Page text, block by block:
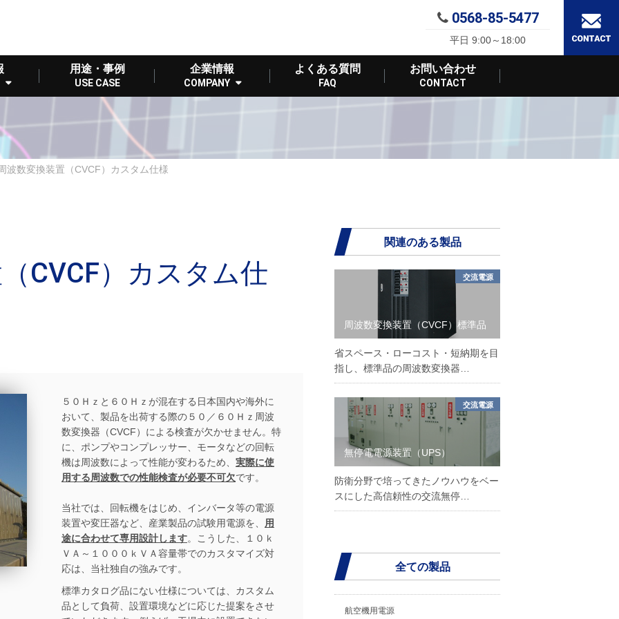
0568-85-5477
平日 9:00～18:00
用途・事例
USE CASE
企業情報
COMPANY
よくある質問
FAQ
お問い合わせ
CONTACT
波数変換装置（CVCF）カスタム仕様
CVCF）カスタム仕
５０Ｈｚと６０Ｈｚが混在する日本国内や海外に
おいて、製品を出荷する際の５０／６０Ｈｚ周波
数変換器（CVCF）による検査が欠かせません。特
に、ポンプやコンプレッサー、モータなどの回転
機は周波数によって性能が変わるため、 実際に使
用する周波数での性能検査が必要不可欠です。
当社では、回転機をはじめ、インバータ等の電源
装置や変圧器など、産業製品の試験用電源を、 用
途に合わせて専用設計します。こうした、１０ｋ
ＶＡ～１０００ｋＶＡ容量帯でのカスタマイズ対
応は、当社独自の強みです。
標準カタログ品にない仕様については、カスタム
品として負荷、設置環境などに応じた提案をさせ
関連のある製品
交流電源
周波数変換装置（CVCF）標準品
省スペース・ローコスト・短納期を目
指し、標準品の周波数変換器…
交流電源
無停電電源装置（UPS）
防衛分野で培ってきたノウハウをベー
スにした高信頼性の交流無停…
全ての製品
航空機用電源